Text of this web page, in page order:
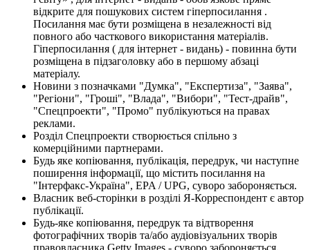
відкрите для пошукових систем гіперпосилання .
Посилання має бути розміщена в незалежності від
повного або часткового використання матеріалів.
Гіперпосилання ( для інтернет - видань) - повинна бути
розміщена в підзаголовку або в першому абзаці
матеріалу.
Новини з позначками "Думка", "Експертиза", "Заява",
"Регіони", "Гроші", "Влада", "Вибори", "Тест-драйв",
"Спецпроекти", "Промо" публікуються на правах
реклами.
Розділ Спецпроекти створюється спільно з
комерційними партнерами.
Будь яке копіювання, публікація, передрук, чи наступне
поширення інформації, що містить посилання на
"Інтерфакс-Україна", EPA / UPG, суворо забороняється.
Власник веб-сторінки в розділі Я-Корреспондент є автор
публікації.
Будь-яке копіювання, передрук та відтворення
фотографічних творів та/або аудіовізуальних творів
правовласника Getty Images - суворо забороняється.